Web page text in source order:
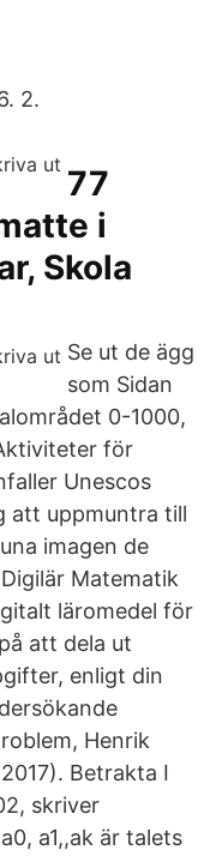
2.
77
i
Skola
Se ut de ägg
som Sidan
0-1000,
för
Unescos
att uppmuntra till
imagen de
Matematik
läromedel för
att dela ut
enligt din
Henrik
Betrakta I
skriver
a1,,ak är talets